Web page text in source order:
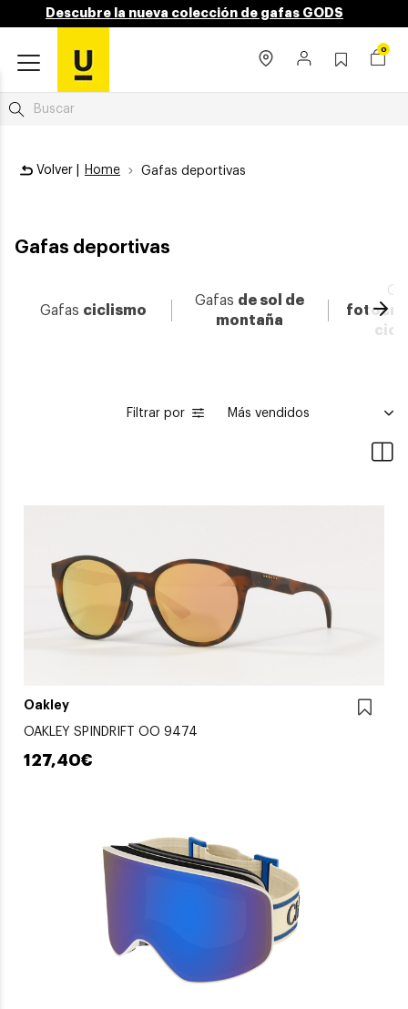
Descubre la nueva colección de gafas GODS
0
Volver | Home Gafas deportivas
Gafas deportivas
Gafas ciclismo
Gafas de sol de
montaña
Filtrar por
Oakley
OAKLEY SPINDRIFT OO 9474
127,40€